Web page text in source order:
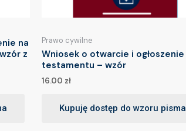
na
z
Prawo cywilne
Wniosek o otwarcie i ogłoszenie
testamentu – wzór
16.00 zł
Kupuję dostęp do wzoru pisma